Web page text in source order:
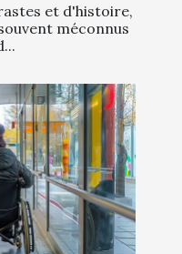
et d'histoire,
méconnus